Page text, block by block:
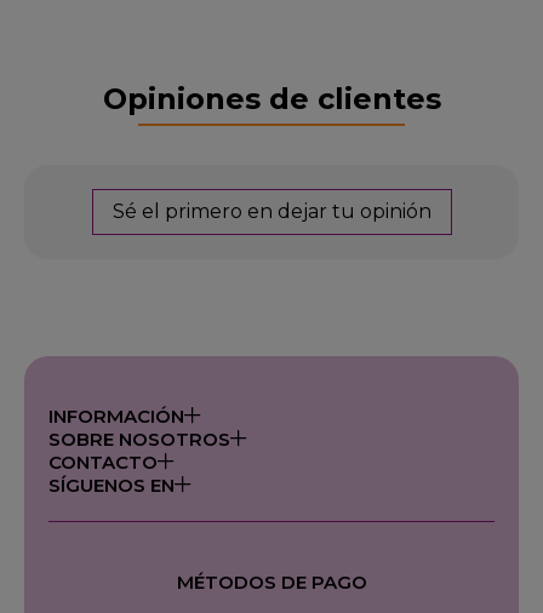
Opiniones de clientes
Sé el primero en dejar tu opinión
INFORMACIÓN
SOBRE NOSOTROS
CONTACTO
SÍGUENOS EN
MÉTODOS DE PAGO